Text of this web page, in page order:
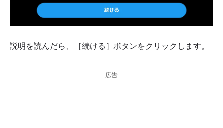
説明を読んだら、［続ける］ボタンをクリックします。
広告